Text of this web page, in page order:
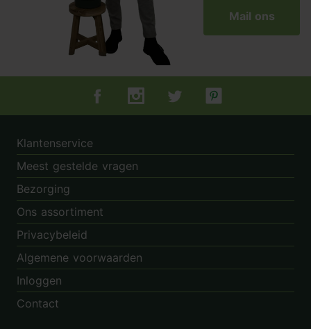
Mail ons
Tuincentrum.nl op Facebook
Tuincentrum.nl op Instagram
Tuincentrum.nl op Twitter
Tuincentrum.nl op
Klantenservice
Meest gestelde vragen
Bezorging
Ons assortiment
Privacybeleid
Algemene voorwaarden
Inloggen
Contact